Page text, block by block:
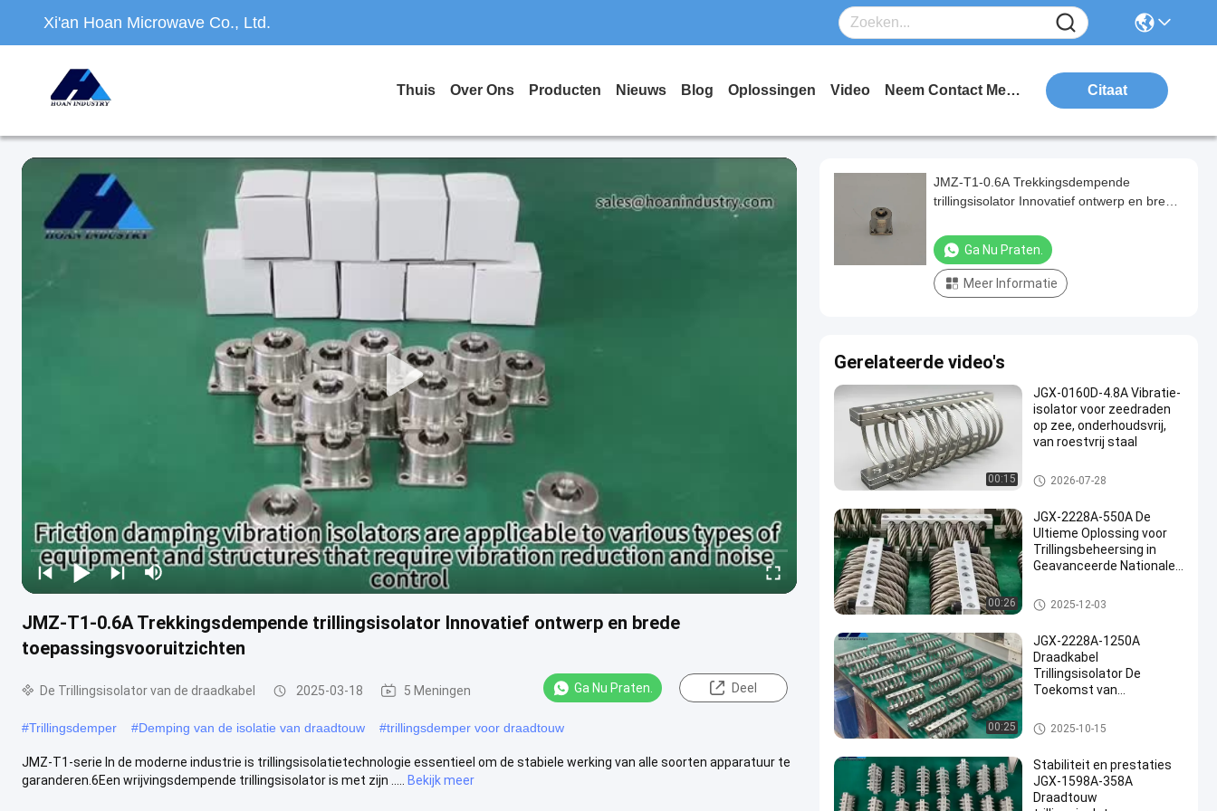
Xi'an Hoan Microwave Co., Ltd.
Thuis Over Ons Producten Nieuws Blog Oplossingen Video Neem Contact Met Ons Op Citaat
JMZ-T1-0.6A Trekkingsdempende trillingsisolator Innovatief ontwerp en brede
toepassingsvooruitzichten
De Trillingsisolator van de draadkabel 2025-03-18 5 Meningen Ga Nu Praten. Deel
#Trillingsdemper #Demping van de isolatie van draadtouw #trillingsdemper voor draadtouw
JMZ-T1-serie In de moderne industrie is trillingsisolatietechnologie essentieel om de stabiele werking van alle soorten apparatuur te
garanderen.6Een wrijvingsdempende trillingsisolator is met zijn .....
Bekijk meer
JMZ-T1-0.6A Trekkingsdempende
trillingsisolator Innovatief ontwerp en brede
Ga Nu Praten.
Meer Informatie
Gerelateerde video's
00:15
JGX-0160D-4.8A Vibratie-
isolator voor zeedraden
op zee, onderhoudsvrij,
van roestvrij staal
De Trillingsisolator van de dra
adkabel
2026-07-28
00:26
JGX-2228A-550A De
Ultieme Oplossing voor
Trillingsbeheersing in
Geavanceerde Nationale
Productie
De Trillingsisolator van de dra
adkabel
2025-12-03
00:25
JGX-2228A-1250A
Draadkabel
Trillingsisolator De
Toekomst van
Industriële Machines
De Trillingsisolator van de dra
adkabel
2025-10-15
Stabiliteit en prestaties
JGX-1598A-358A
Draadtouw